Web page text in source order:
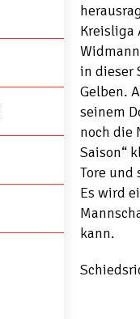
Kreisliga
in dieser
Gelben.
seinem
noch die
Saison“
Tore und
Es wird
kann.